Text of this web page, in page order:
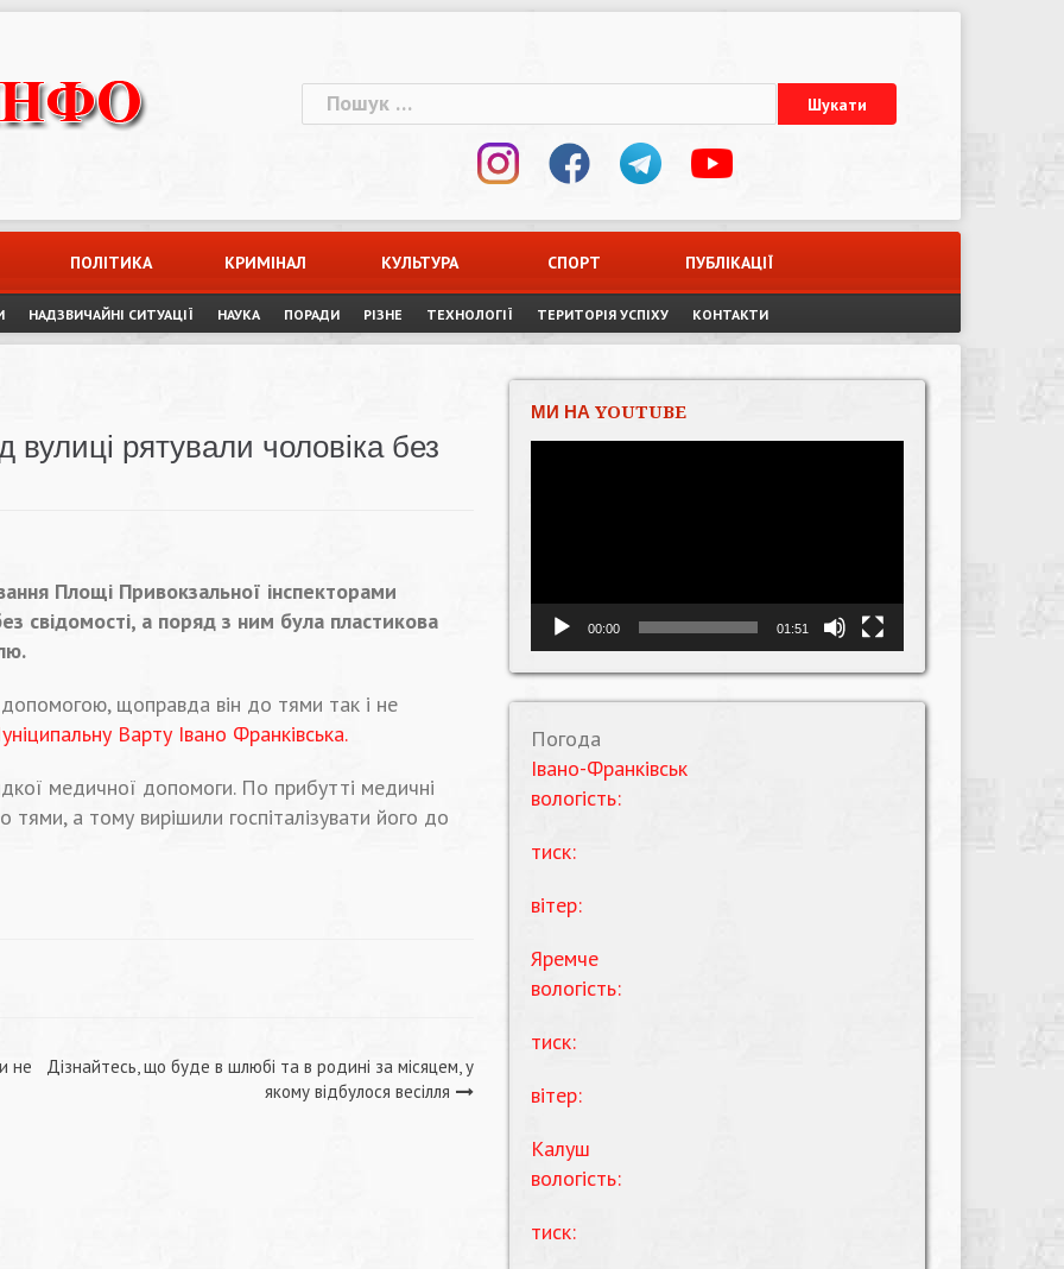
Пошук:
ПОЛІТИКА КРИМІНАЛ КУЛЬТУРА СПОРТ ПУБЛІКАЦІЇ
НАДЗВИЧАЙНІ СИТУАЦІЇ НАУКА ПОРАДИ РІЗНЕ ТЕХНОЛОГІЇ ТЕРИТОРІЯ УСПІХУ КОНТАКТИ
вулиці рятували чоловіка без
Площі Привокзальної інспекторами
свідомості, а поряд з ним була пластикова
щоправда він до тями так і не
Варту Івано Франківська.
медичної допомоги. По прибутті медичні
а тому вирішили госпіталізувати його до
не
Дізнайтесь, що буде в шлюбі та в родині за місяцем, у
якому відбулося весілля
МИ НА YOUTUBE
00:00 01:51
Погода
Івано-Франківськ
вологість:
тиск:
вітер:
Яремче
вологість:
тиск:
вітер:
Калуш
вологість:
тиск: